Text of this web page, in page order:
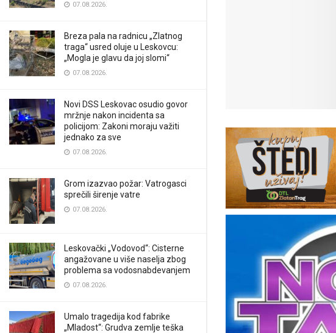
07.08.2026.
Breza pala na radnicu „Zlatnog
traga“ usred oluje u Leskovcu:
„Mogla je glavu da joj slomi“
07.08.2026.
Novi DSS Leskovac osudio govor
mržnje nakon incidenta sa
policijom: Zakoni moraju važiti
jednako za sve
07.08.2026.
Grom izazvao požar: Vatrogasci
sprečili širenje vatre
07.08.2026.
Leskovački „Vodovod“: Cisterne
angažovane u više naselja zbog
problema sa vodosnabdevanjem
07.08.2026.
Umalo tragedija kod fabrike
„Mladost“: Grudva zemlje teška